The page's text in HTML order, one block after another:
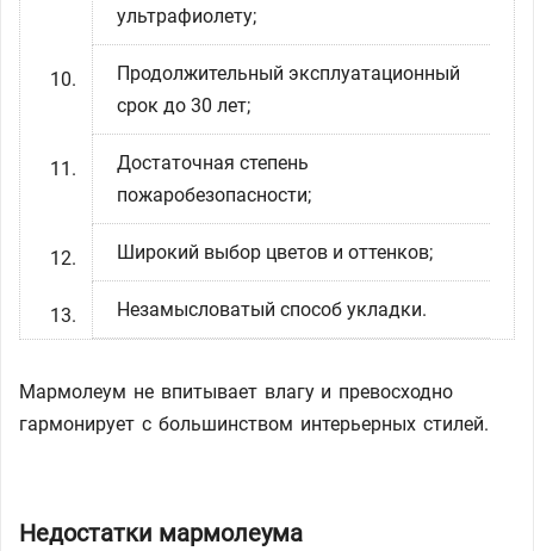
ультрафиолету;
Продолжительный эксплуатационный
срок до 30 лет;
Достаточная степень
пожаробезопасности;
Широкий выбор цветов и оттенков;
Незамысловатый способ укладки.
Мармолеум не впитывает влагу и превосходно
гармонирует с большинством интерьерных стилей.
Недостатки мармолеума